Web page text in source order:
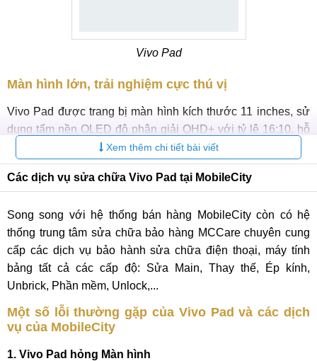
Vivo Pad
Màn hình lớn, trải nghiệm cực thú vị
Vivo Pad được trang bị màn hình kích thước 11 inches, sử
dụng tấm nền OLED độ phân giải QHD+ với tỷ lệ 16:10, hỗ
trợ công nghệ Dolby Vision giúp tối ưu khả năng hiện thị,
đem đến màu sắc chi tiết và chân thực nhất. Thêm vào đó,
Vivo Pad còn sở hữu tần số quét màn hình 120Hz giúp cho
ra, chiếc tablet này cũng được hỗ trợ bút stylus Vivo Pen và
bút có thể hút nam châm ở cạnh máy.
Xem thêm chi tiết bài viết
Các dịch vụ sửa chữa Vivo Pad tại MobileCity
Song song với hệ thống bán hàng MobileCity còn có hệ
thống trung tâm sửa chữa bảo hàng MCCare chuyên cung
cấp các dịch vụ bảo hành sửa chữa điện thoại, máy tính
bảng tất cả các cấp độ: Sửa Main, Thay thế, Ép kính,
Unbrick, Phần mềm, Unlock,...
Một số lỗi thường gặp của Vivo Pad và các dịch
vụ của MobileCity
1. Vivo Pad hỏng Màn hình